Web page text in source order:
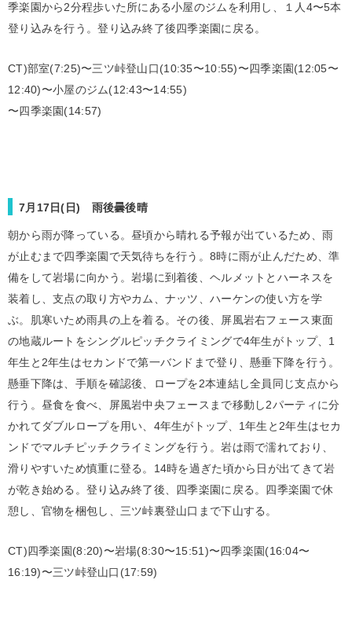
季楽園から2分程歩いた所にある小屋のジムを利用し、１人4〜5本
登り込みを行う。登り込み終了後四季楽園に戻る。
CT)部室(7:25)〜三ツ峠登山口(10:35〜10:55)〜四季楽園(12:05〜
12:40)〜小屋のジム(12:43〜14:55)
〜四季楽園(14:57)
7月17日(日) 雨後曇後晴
朝から雨が降っている。昼頃から晴れる予報が出ているため、雨
が止むまで四季楽園で天気待ちを行う。8時に雨が止んだため、準
備をして岩場に向かう。岩場に到着後、ヘルメットとハーネスを
装着し、支点の取り方やカム、ナッツ、ハーケンの使い方を学
ぶ。肌寒いため雨具の上を着る。その後、屏風岩右フェース東面
の地蔵ルートをシングルピッチクライミングで4年生がトップ、1
年生と2年生はセカンドで第一バンドまで登り、懸垂下降を行う。
懸垂下降は、手順を確認後、ロープを2本連結し全員同じ支点から
行う。昼食を食べ、屏風岩中央フェースまで移動し2パーティに分
かれてダブルロープを用い、4年生がトップ、1年生と2年生はセカ
ンドでマルチピッチクライミングを行う。岩は雨で濡れており、
滑りやすいため慎重に登る。14時を過ぎた頃から日が出てきて岩
が乾き始める。登り込み終了後、四季楽園に戻る。四季楽園で休
憩し、官物を梱包し、三ツ峠裏登山口まで下山する。
CT)四季楽園(8:20)〜岩場(8:30〜15:51)〜四季楽園(16:04〜
16:19)〜三ツ峠登山口(17:59)